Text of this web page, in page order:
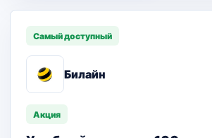
Самый доступный
Билайн
Акция